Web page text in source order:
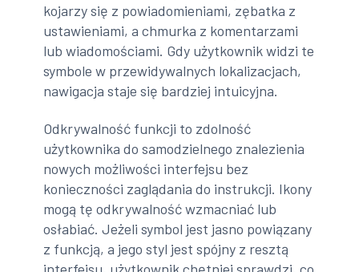
kojarzy się z powiadomieniami, zębatka z
ustawieniami, a chmurka z komentarzami
lub wiadomościami. Gdy użytkownik widzi te
symbole w przewidywalnych lokalizacjach,
nawigacja staje się bardziej intuicyjna.
Odkrywalność funkcji to zdolność
użytkownika do samodzielnego znalezienia
nowych możliwości interfejsu bez
konieczności zaglądania do instrukcji. Ikony
mogą tę odkrywalność wzmacniać lub
osłabiać. Jeżeli symbol jest jasno powiązany
z funkcją, a jego styl jest spójny z resztą